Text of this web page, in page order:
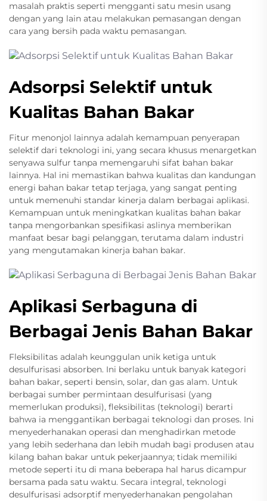
masalah praktis seperti mengganti satu mesin usang
dengan yang lain atau melakukan pemasangan dengan
cara yang bersih pada waktu pemasangan.
Adsorpsi Selektif untuk
Kualitas Bahan Bakar
Fitur menonjol lainnya adalah kemampuan penyerapan
selektif dari teknologi ini, yang secara khusus menargetkan
senyawa sulfur tanpa memengaruhi sifat bahan bakar
lainnya. Hal ini memastikan bahwa kualitas dan kandungan
energi bahan bakar tetap terjaga, yang sangat penting
untuk memenuhi standar kinerja dalam berbagai aplikasi.
Kemampuan untuk meningkatkan kualitas bahan bakar
tanpa mengorbankan spesifikasi aslinya memberikan
manfaat besar bagi pelanggan, terutama dalam industri
yang mengutamakan kinerja bahan bakar.
Aplikasi Serbaguna di
Berbagai Jenis Bahan Bakar
Fleksibilitas adalah keunggulan unik ketiga untuk
desulfurisasi absorben. Ini berlaku untuk banyak kategori
bahan bakar, seperti bensin, solar, dan gas alam. Untuk
berbagai sumber permintaan desulfurisasi (yang
memerlukan produksi), fleksibilitas (teknologi) berarti
bahwa ia menggantikan berbagai teknologi dan proses. Ini
menyederhanakan operasi dan menghadirkan metode
yang lebih sederhana dan lebih mudah bagi produsen atau
kilang bahan bakar untuk pekerjaannya; tidak memiliki
metode seperti itu di mana beberapa hal harus dicampur
bersama pada satu waktu. Secara integral, teknologi
desulfurisasi adsorptif menyederhanakan pengolahan